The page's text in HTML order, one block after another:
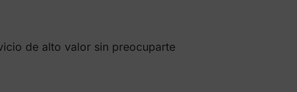
de alto valor sin preocuparte